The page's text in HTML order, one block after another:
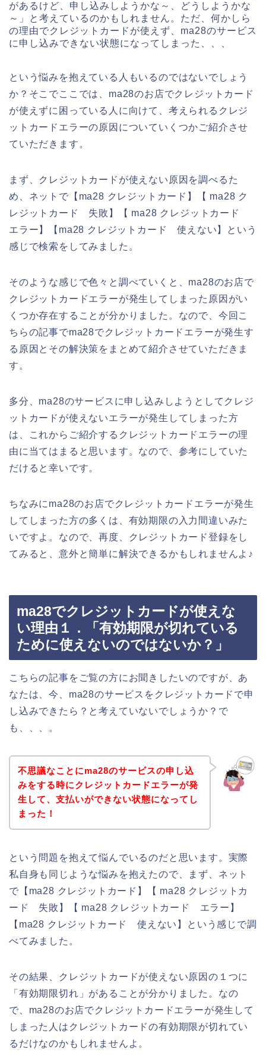
があるけど、申し込みしようかな～、どうしようかな
～」と考えているのかもしれません。ただ、何かしら
の理由でクレジットカードが使えず、ma28のサービス
に申し込みできない状態になってしまった、、、
という悩みを抱えている人もいるのではないでしょう
か？そこでここでは、ma28のお店でクレジットカード
が使えずに困っている人に向けて、考えられるクレジ
ットカードエラーの原因についていくつかご紹介させ
ていただきます。
まず、クレジットカードが使えない原因を調べるた
め、ネットで【ma28 クレジットカード】【 ma28 ク
レジットカード 失敗】【 ma28 クレジットカード
エラー】【ma28 クレジットカード 使えない】という
感じで検索をしてみました。
そのような感じで色々と調べていくと、ma28のお店で
クレジットカードエラーが発生してしまった原因がい
くつか存在することが分かりました。なので、今回こ
ちらの記事でma28でクレジットカードエラーが発生す
る原因とその解決策をまとめて紹介させていただきま
す。
多分、ma28のサービスに申し込みしようとしてクレジ
ットカードが使えないエラーが発生してしまった方
は、これからご紹介するクレジットカードエラーの理
由に当てはまると思います。なので、参考にしていた
だけると幸いです。
ちなみにma28のお店でクレジットカードエラーが発生
してしまった方の多くは、有効期限の入力間違いみた
いですよ。なので、再度、クレジットカード登録をし
てみると、意外と簡単に解決できるかもしれませんよ♪
ma28でクレジットカードが使えな
い理由１．「有効期限が切れている
ために使えないのではないか？」
こちらの記事をご覧の方にお聞きしたいのですが、あ
なたは、今、ma28のサービスをクレジットカードで申
し込みできたら？と考えていないでしょうか？で
も、、、。
不思議なことにma28のサービスの申し込
みをする時にクレジットカードエラーが発
生して、支払いができない状態になってし
まった！
という問題を抱えて悩んでいるのだと思います。実際
私自身も同じような悩みを抱えたので、まず、ネット
で【ma28 クレジットカード】【 ma28 クレジットカ
ード 失敗】【 ma28 クレジットカード エラー】
【ma28 クレジットカード 使えない】という感じで調
べてみました。
その結果、クレジットカードが使えない原因の１つに
「有効期限切れ」があることが分かりました。なの
で、ma28のお店でクレジットカードエラーが発生して
しまった人はクレジットカードの有効期限が切れてい
るだけなのかもしれませんよ。